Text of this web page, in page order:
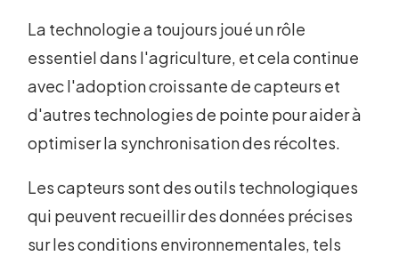
La technologie a toujours joué un rôle
essentiel dans l'agriculture, et cela continue
avec l'adoption croissante de capteurs et
d'autres technologies de pointe pour aider à
optimiser la synchronisation des récoltes.
Les capteurs sont des outils technologiques
qui peuvent recueillir des données précises
sur les conditions environnementales, tels